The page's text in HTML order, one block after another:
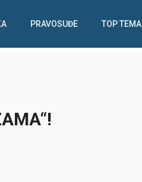
PRAVOSUĐE TOP TEMA